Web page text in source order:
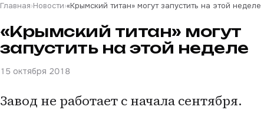
Главная›Новости›«Крымский титан» могут запустить на этой неделе
«Крымский титан» могут
запустить на этой неделе
15 октября 2018
Завод не работает с начала сентября.